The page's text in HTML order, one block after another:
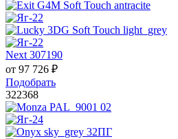
Next 307190
от 97 726 ₽
Подобрать
322368